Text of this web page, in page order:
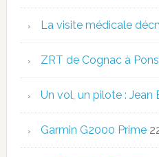
La visite médicale
ZRT de Cognac à
Un vol, un pilote : Jean
Garmin G2000 Prime